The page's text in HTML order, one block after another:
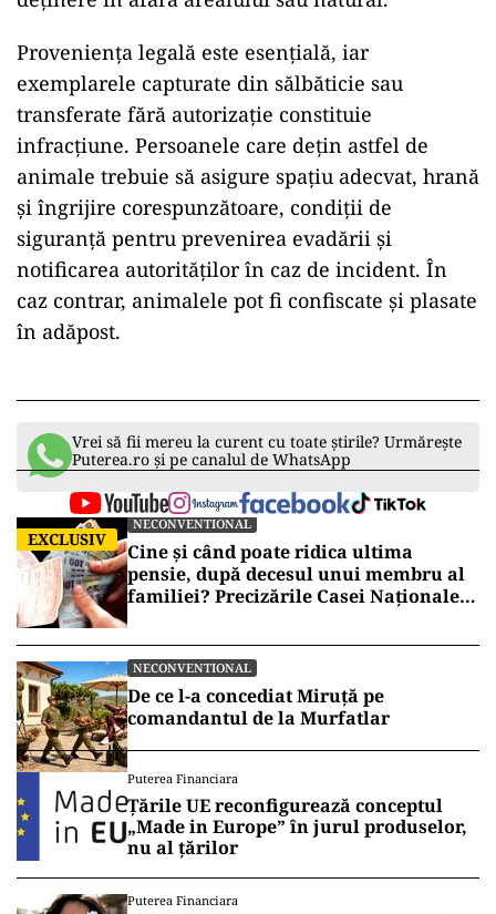
Proveniența legală este esențială, iar
exemplarele capturate din sălbăticie sau
transferate fără autorizație constituie
infracțiune. Persoanele care dețin astfel de
animale trebuie să asigure spațiu adecvat, hrană
și îngrijire corespunzătoare, condiții de
siguranță pentru prevenirea evadării și
notificarea autorităților în caz de incident. În
caz contrar, animalele pot fi confiscate și plasate
în adăpost.
Vrei să fii mereu la curent cu toate știrile? Urmărește
Puterea.ro și pe canalul de WhatsApp
EXCLUSIV
NECONVENTIONAL
Cine și când poate ridica ultima
pensie, după decesul unui membru al
familiei? Precizările Casei Naționale
NECONVENTIONAL
De ce l-a concediat Miruță pe
comandantul de la Murfatlar
Puterea Financiara
Țările UE reconfigurează conceptul
„Made in Europe” în jurul produselor,
nu al țărilor
Puterea Financiara